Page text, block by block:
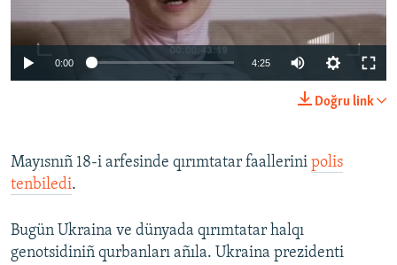
0:00 4:25
240p
Doğru link
Mayısnıñ 18-i arfesinde qırımtatar faallerini polis
tenbiledi.
Bugün Ukraina ve dünyada qırımtatar halqı
genotsidiniñ qurbanları añıla. Ukraina prezidenti